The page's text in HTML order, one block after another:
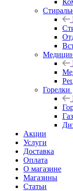
Горелки
Акции
Услуги
Доставка
Оплата
О магазине
Магазины
Статьи